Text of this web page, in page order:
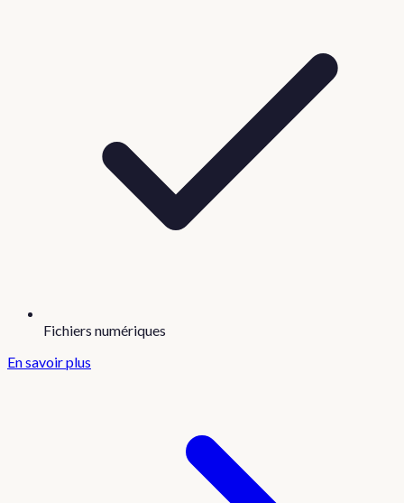
Fichiers numériques
En savoir plus